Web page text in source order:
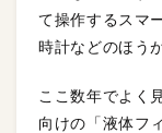
て操作するスマ
時計などのほう
ここ数年でよく
向けの「液体フ